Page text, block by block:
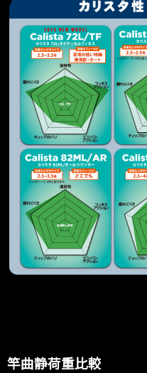
竿曲静荷重比較